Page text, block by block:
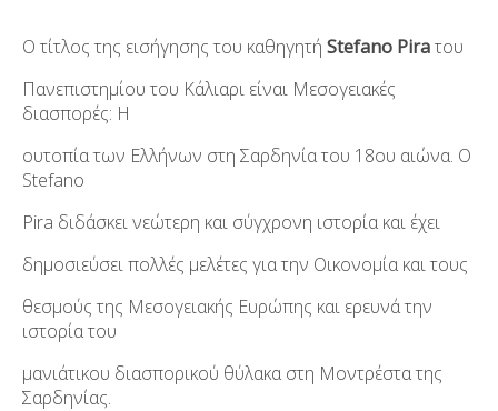
Ο τίτλος της εισήγησης του καθηγητή Stefano Piraτου
Πανεπιστημίου του Κάλιαρι είναι Μεσογειακές
διασπορές: Η
ουτοπία των Ελλήνων στη Σαρδηνία του 18ου αιώνα. Ο
Stefano
Pira διδάσκει νεώτερη και σύγχρονη ιστορία και έχει
δημοσιεύσει πολλές μελέτες για την Οικονομία και τους
θεσμούς της Μεσογειακής Ευρώπης και ερευνά την
ιστορία του
μανιάτικου διασπορικού θύλακα στη Μοντρέστα της
Σαρδηνίας.